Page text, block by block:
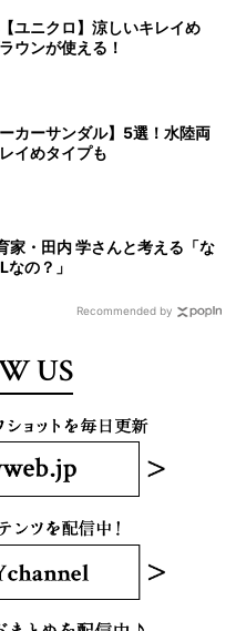
ユニクロ】涼しいキレイめ
ウンが使える！
カーサンダル】5選！水陸両
イめタイプも
家・田内 学さんと考える「な
の？」
Recommended by
US